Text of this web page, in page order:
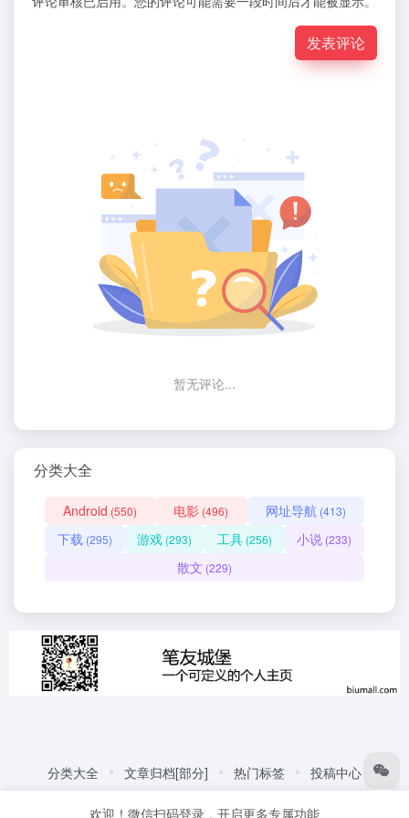
发表评论
暂无评论...
分类大全
Android (550) 电影 (496) 网址导航 (413)
下载 (295) 游戏 (293) 工具(256) 小说 (233)
散文 (229)
分类大全 文章归档[部分] 热门标签
投稿中心
欢迎！微信扫码登录，开启更多专属功能